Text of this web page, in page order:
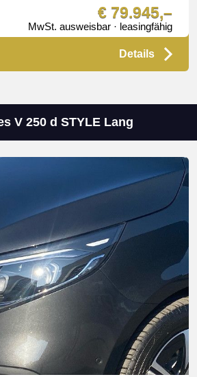
€ 79.945,–
MwSt. ausweisbar · leasingfähig
Details
V 250 d STYLE Lang